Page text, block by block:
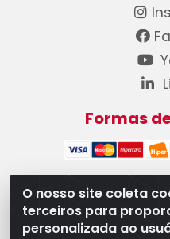
O nosso site coleta
terceiros para
personalizada ao
Formas
WB Componentes
08.528.393/0001-12 -